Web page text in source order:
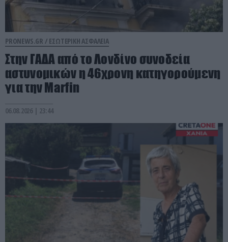
PRONEWS.GR / ΕΣΩΤΕΡΙΚΗ ΑΣΦΑΛΕΙΑ
Στην ΓΑΔΑ από το Λονδίνο συνοδεία
αστυνομικών η 46χρονη κατηγορούμενη
για την Marfin
06.08.2026 | 23:44